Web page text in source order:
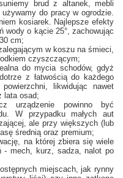
brud z altanek, mebli
do pracy w ogrodzie.
kosiarek. Najlepsze efekty
wody o kącie 25°, zachowując
cm;
w koszu na śmieci,
czyszczącym;
do mycia schodów, gdyż
z łatwością do każdego
likwidując nawet
lata osad;
urządzenie powinno być
W przypadku małych aut
ale przy większych (lub
średnią oraz premium;
na której zbiera się wiele
- mech, kurz, sadza, nalot po
miejscach, jak rynny